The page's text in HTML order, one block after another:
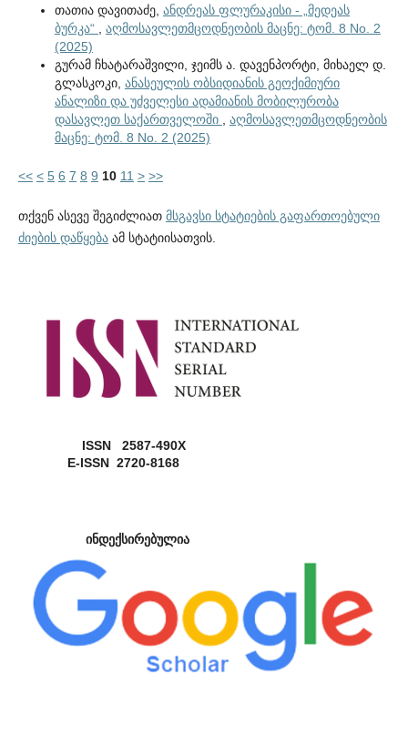
თათია დავითაძე, ანდრეას ფლურაკისი - „მედეას
ბურკა“
აღმოსავლეთმცოდნეობის მაცნე: ტომ. 8 No. 2
(2025)
გურამ ჩხატარაშვილი, ჯეიმს ა. დავენპორტი, მიხაელ დ.
გლასკოკი, ანასეულის ობსიდიანის გეოქიმიური
ანალიზი და უძველესი ადამიანის მობილურობა
დასავლეთ საქართველოში
აღმოსავლეთმცოდნეობის
მაცნე: ტომ. 8 No. 2 (2025)
<< < 5 6 7 8 9 10 11 > >>
თქვენ ასევე შეგიძლიათ მსგავსი სტატიების გაფართოებული
ძიების დაწყებაამ სტატიისათვის.
ISSN 2587-490X
E-ISSN 2720-8168
ინდექსირებულია